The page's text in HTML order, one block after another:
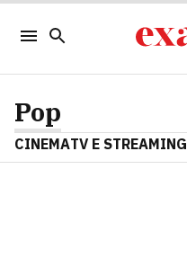
Pop
CINEMATV E STREAMING